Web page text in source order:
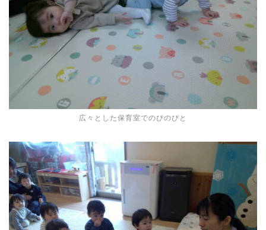
広々とした保育室でのびのびと